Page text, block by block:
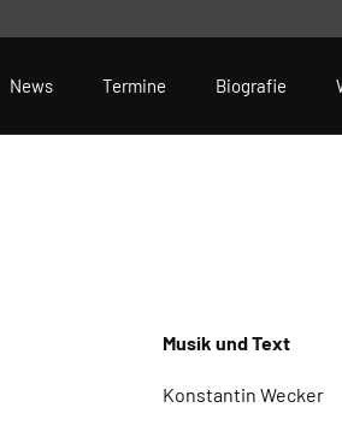
News Termine Biografie
Musik und Text
Konstantin Wecker